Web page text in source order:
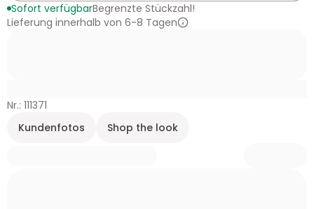
Sofort verfügbarBegrenzte Stückzahl!
Lieferung innerhalb von 6-8 Tagen
Nr.: 111371
Kundenfotos
Shop the look